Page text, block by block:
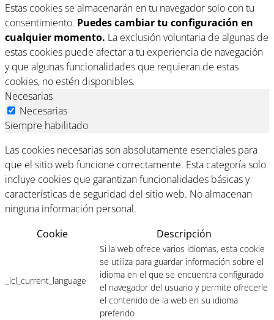
Estas cookies se almacenarán en tu navegador solo con tu
consentimiento. Puedes cambiar tu configuración en
cualquier momento. La exclusión voluntaria de algunas de
estas cookies puede afectar a tu experiencia de navegación
y que algunas funcionalidades que requieran de estas
cookies, no estén disponibles.
Necesarias
Necesarias
Siempre habilitado
Las cookies necesarias son absolutamente esenciales para
que el sitio web funcione correctamente. Esta categoría solo
incluye cookies que garantizan funcionalidades básicas y
características de seguridad del sitio web. No almacenan
ninguna información personal.
Cookie
Descripción
_icl_current_language
Si la web ofrece varios idiomas, esta cookie
se utiliza para guardar información sobre el
idioma en el que se encuentra configurado
el navegador del usuario y permite ofrecerle
el contenido de la web en su idioma
preferido